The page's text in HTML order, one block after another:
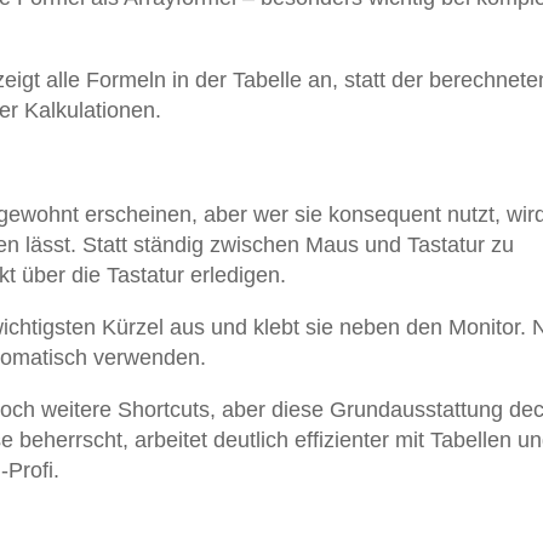
alle Formeln in der Tabelle an, statt der
Kalkulationen.
erscheinen, aber wer sie konsequent nutzt,
lässt. Statt ständig zwischen Maus und Tastatur zu
über die Tastatur erledigen.
Kürzel aus und klebt sie neben den Monitor.
verwenden.
weitere Shortcuts, aber diese Grundausstattung
beherrscht, arbeitet deutlich effizienter mit Tabellen
Profi.